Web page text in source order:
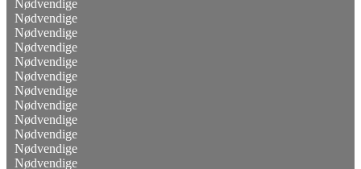
Nødvendige
Nødvendige
Nødvendige
Nødvendige
Nødvendige
Nødvendige
Nødvendige
Nødvendige
Nødvendige
Nødvendige
Nødvendige
Nødvendige